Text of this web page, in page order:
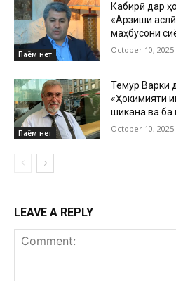
Паём нет
Кабирӣ дар
«Арзиши
маҳбусони
October 10, 2025
Паём нет
Темур Варки
«Ҳокимияти
шиканҷа ва
October 10, 2025
LEAVE A REPLY